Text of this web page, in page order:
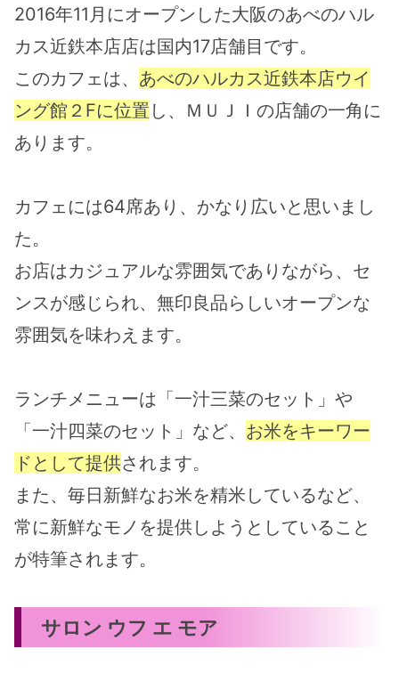
2016年11月にオープンした大阪のあべのハル
カス近鉄本店店は国内17店舗目です。
このカフェは、 あべのハルカス近鉄本店ウイ
ング館２Fに位置 し、ＭＵＪＩの店舗の一角に
あります。
カフェには64席あり、かなり広いと思いまし
た。
お店はカジュアルな雰囲気でありながら、セ
ンスが感じられ、無印良品らしいオープンな
雰囲気を味わえます。
ランチメニューは「一汁三菜のセット」や
「一汁四菜のセット」など、 お米をキーワー
ドとして提供されます。
また、毎日新鮮なお米を精米しているなど、
常に新鮮なモノを提供しようとしていること
が特筆されます。
サロン ウフ エ モア